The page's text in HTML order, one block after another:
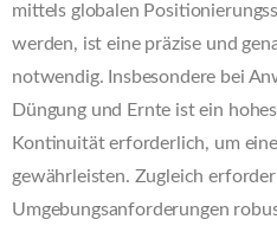
mittels globalen
werden, ist eine präzise und
notwendig. Insbesondere bei
Düngung und Ernte ist ein
Kontinuität erforderlich, um
gewährleisten. Zugleich
Umgebungsanforderungen